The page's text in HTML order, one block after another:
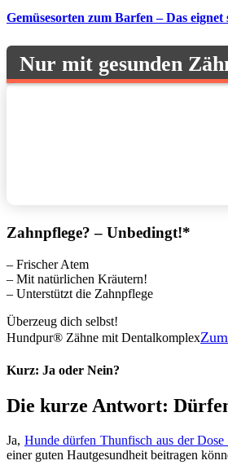
Gemüsesorten zum Barfen – Das eignet
Nur mit gesunden
Zahnpflege? – Unbedingt!*
– Frischer Atem
– Mit natürlichen Kräutern!
– Unterstützt die Zahnpflege
Überzeug dich selbst!
Hundpur® Zähne mit Dentalkomplex
Kurz: Ja oder Nein?
Die kurze Antwort:
Ja, Hunde dürfen Thunfisch aus der Dose
einer guten Hautgesundheit beitragen